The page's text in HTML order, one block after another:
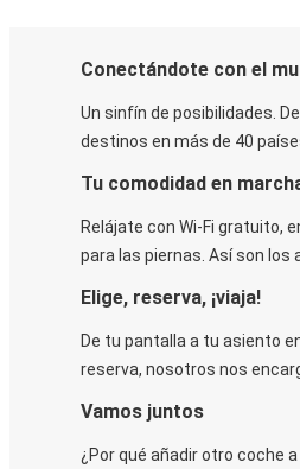
Conectándote con el
Un sinfín de posibilidades.
destinos en más de 40
Tu comodidad en
Relájate con Wi-Fi gratuito,
para las piernas. Así son los
Elige, reserva, ¡viaja!
De tu pantalla a tu asiento
reserva, nosotros nos
Vamos juntos
¿Por qué añadir otro coche